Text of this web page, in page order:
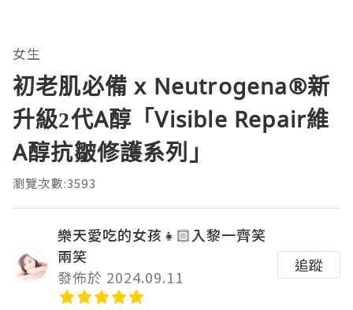
女生
初老肌必備 x Neutrogena®️新
升級2代A醇「Visible Repair維
A醇抗皺修護系列」
瀏覽次數:3593
樂天愛吃的女孩👧🏻入黎一齊笑
兩笑
發佈於 2024.09.11
追蹤